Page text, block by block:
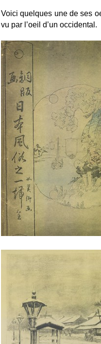
Voici quelques une de ses
vu par l’oeil d’un occidental.